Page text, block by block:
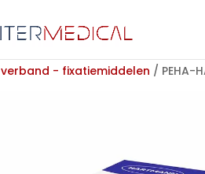
verband - fixatiemiddelen / PEHA-